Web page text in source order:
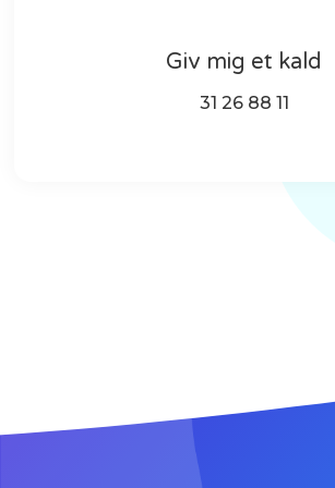
Giv mig et kald
31 26 88 11